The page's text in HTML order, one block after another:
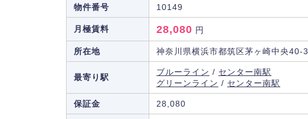
物件番号 10149
月極賃料 28,080 円
所在地 神奈川県横浜市都筑区茅ヶ崎中央40-3
最寄り駅
ブルーライン / センター南駅
グリーンライン / センター南駅
保証金 28,080